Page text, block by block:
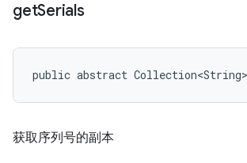
getSerials
public abstract
获取序列号的副本